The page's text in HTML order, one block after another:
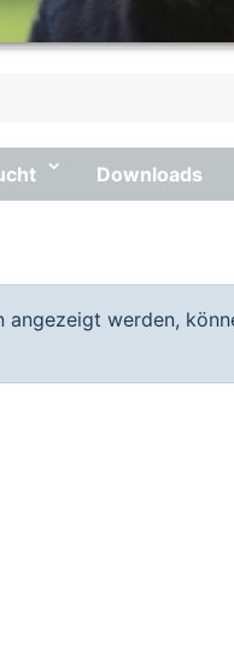
Downloads
angezeigt werden,